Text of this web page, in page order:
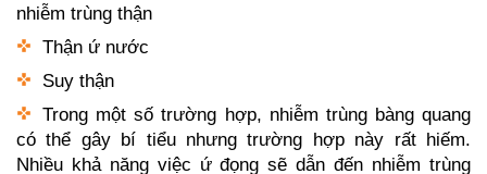
nhiễm trùng thận
Thận ứ nước
Suy thận
Trong một số trường hợp, nhiễm trùng bàng quang
có thể gây bí tiểu nhưng trường hợp này rất hiếm.
Nhiều khả năng việc ứ đọng sẽ dẫn đến nhiễm trùng